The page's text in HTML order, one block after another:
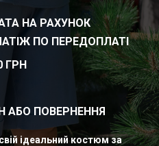
НА РАХУНОК
ПО ПЕРЕДОПЛАТІ
ГРН
АБО ПОВЕРНЕННЯ
ідеальний костюм за